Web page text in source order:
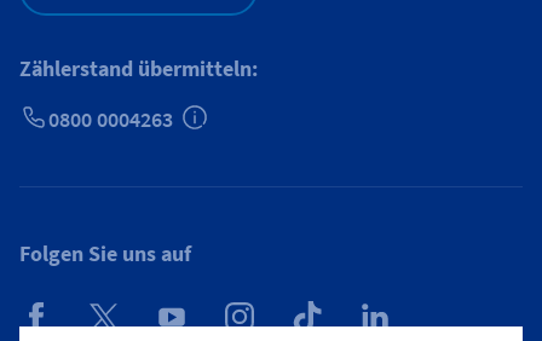
Zählerstand übermitteln:
0800 0004263
Folgen Sie uns auf